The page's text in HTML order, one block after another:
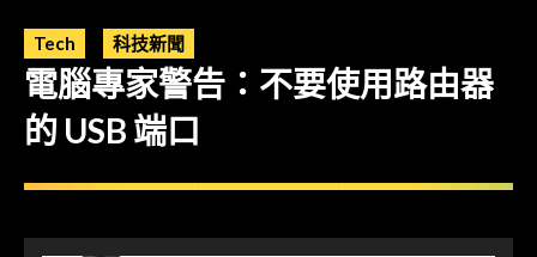
Tech 科技新聞
電腦專家警告：不要使用路由器
的 USB 端口